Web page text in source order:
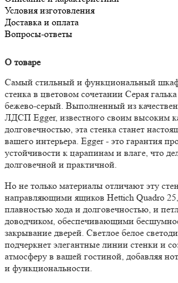
Условия изготовления
Доставка и оплата
Вопросы-ответы
О товаре
Самый стильный и функциональный
стенка в цветовом сочетании Серая
бежево-серый. Выполненный из
ЛДСП Egger, известного своим высоким
долговечностью, эта стенка станет
вашего интерьера. Egger - это гарантия
устойчивости к царапинам и влаге, что
долговечной и практичной.
Но не только материалы отличают эту
направляющими ящиков Hettich Quadro
плавностью хода и долговечностью, и
доводчиком, обеспечивающими
закрывание дверей. Светлое белое
подчеркнет элегантные линии стенки и
атмосферу в вашей гостиной, добавляя
и функциональности.